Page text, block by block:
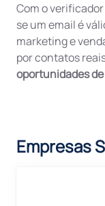
Com o
se um email é
marketing e
por contatos
oportunidades
Empresas